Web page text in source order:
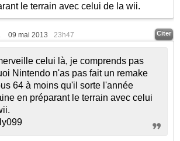
le terrain avec celui de la wii.
09 mai 2013 23h47 Citer
celui là, je comprends pas
Nintendo n'as pas fait un remake
64 à moins qu'il sorte l'année
en préparant le terrain avec celui